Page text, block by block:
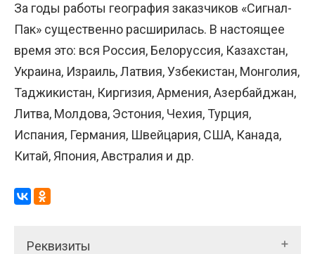
За годы работы география заказчиков «Сигнал-
Пак» существенно расширилась. В настоящее
время это: вся Россия, Белоруссия, Казахстан,
Украина, Израиль, Латвия, Узбекистан, Монголия,
Таджикистан, Киргизия, Армения, Азербайджан,
Литва, Молдова, Эстония, Чехия, Турция,
Испания, Германия, Швейцария, США, Канада,
Китай, Япония, Австралия и др.
Реквизиты